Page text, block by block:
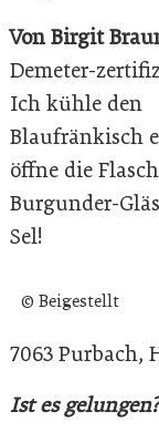
Von Birgit
Demeter-
Ich kühle den
Blaufränkisch
öffne die
Burgunder-
Sel!
© Beigestellt
7063 Purbach,
Ist es